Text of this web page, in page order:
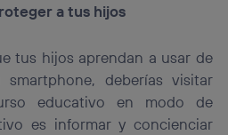
a tus hijos
tus hijos aprendan a usar de
deberías visitar
educativo en modo de
es informar y concienciar